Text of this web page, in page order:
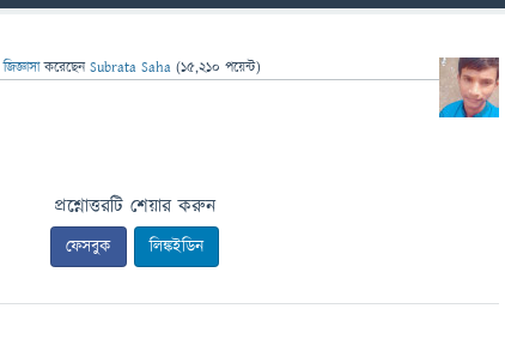
জিজ্ঞাসাকরেছেনSubrata Saha (15,210 পয়েন্ট)
প্রশ্নোত্তরটি শেয়ার করুন
ফেসবুক লিঙ্কইডিন